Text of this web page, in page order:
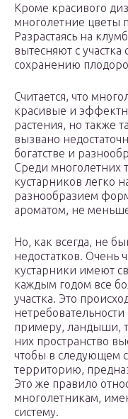
Кроме красивого
многолетние цветы
Разрастаясь на
вытесняют с участка
сохранению
Считается, что
красивые и
растения, но также
вызвано
богатстве и
Среди многолетних
кустарников легко
разнообразием
ароматом, не
Но, как всегда, не
недостатков. Очень
кустарники имеют
каждым годом все
участка. Это
нетребовательности
примеру, ландыши,
них пространство
чтобы в следующем
территорию,
Это же правило
многолетникам,
систему.